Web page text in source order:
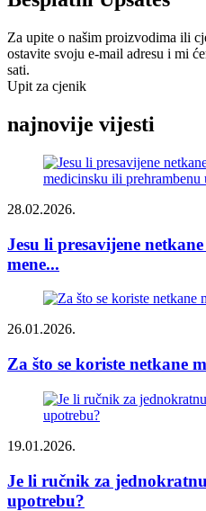
Za upite o našim proizvodima ili
ostavite svoju e-mail adresu i mi
sati.
Upit za cjenik
najnovije vijesti
28.02.2026.
Jesu li presavijene
mene...
26.01.2026.
Za što se koriste netkane
19.01.2026.
Je li ručnik za
upotrebu?